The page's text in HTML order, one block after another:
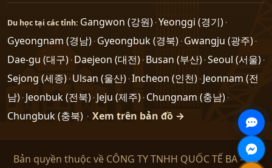
Du học tại các tỉnh: Gangwon (강원) ·Yeonggi (경기) ·
Gyeongnam (경남) · Gyeongbuk (경북) · Gwangju (광주) ·
Dae-gu (대구) · Daejeon (대전) · Busan (부산) ·Seoul (서울) ·
Sejong (세종) · Ulsan (울산) ·Incheon (인천) · Jeonnam (전
남) · Jeonbuk (전북) · Jeju (제주) · Chungnam (충남) ·
Chungbuk (충북) · Xem trên bản đồ →
Bản quyền thuộc về CÔNG TY TNHH QUỐC TẾ BA - Du